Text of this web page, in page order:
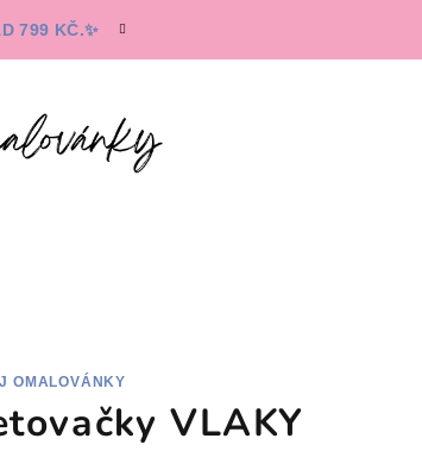
799 KČ.✨
OMALOVÁNKY
VLAKY